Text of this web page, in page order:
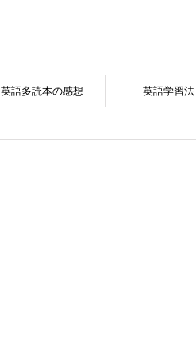
英語多読本の感想 英語学習法